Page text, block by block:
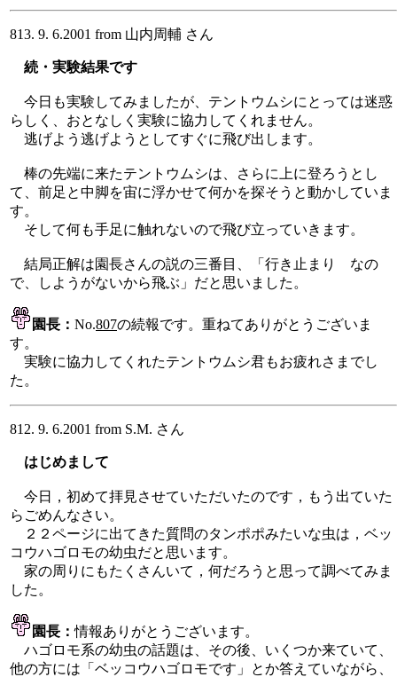
813. 9. 6.2001 from 山内周輔 さん
続・実験結果です
今日も実験してみましたが、テントウムシにとっては迷惑
らしく、おとなしく実験に協力してくれません。
逃げよう逃げようとしてすぐに飛び出します。
棒の先端に来たテントウムシは、さらに上に登ろうとし
て、前足と中脚を宙に浮かせて何かを探そうと動かしていま
す。
そして何も手足に触れないので飛び立っていきます。
結局正解は園長さんの説の三番目、「行き止まり なの
で、しようがないから飛ぶ」だと思いました。
園長： No.807の続報です。重ねてありがとうございま
す。
実験に協力してくれたテントウムシ君もお疲れさまでし
た。
812. 9. 6.2001 from S.M. さん
はじめまして
今日，初めて拝見させていただいたのです，もう出ていた
らごめんなさい。
２２ページに出てきた質問のタンポポみたいな虫は，ベッ
コウハゴロモの幼虫だと思います。
家の周りにもたくさんいて，何だろうと思って調べてみま
した。
園長：情報ありがとうございます。
ハゴロモ系の幼虫の話題は、その後、いくつか来ていて、
他の方には「ベッコウハゴロモです」とか答えていながら、